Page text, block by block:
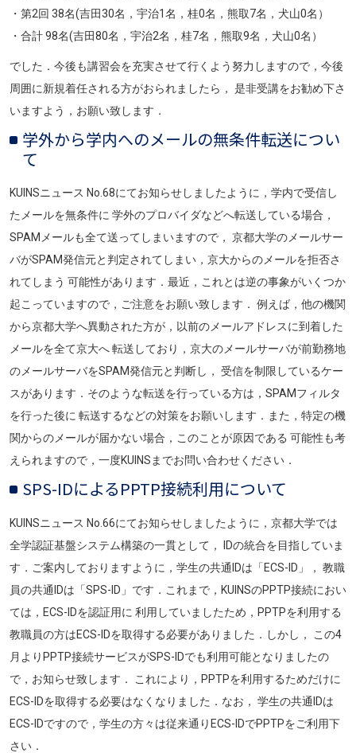
・第2回 38名(吉田30名，宇治1名，桂0名，熊取7名，犬山0名）
・合計 98名(吉田80名，宇治2名，桂7名，熊取9名，犬山0名）
でした．今後も講習会を充実させて行くよう努力しますので，今後
周囲に新規着任される方がおられましたら， 是非受講をお勧め下さ
いますよう，お願い致します．
学外から学内へのメールの無条件転送につい
て
KUINSニュース No.68にてお知らせしましたように，学内で受信し
たメールを無条件に 学外のプロバイダなどへ転送している場合，
SPAMメールも全て送ってしまいますので， 京都大学のメールサー
バがSPAM発信元と判定されてしまい，京大からのメールを拒否さ
れてしまう 可能性があります．最近，これとは逆の事象がいくつか
起こっていますので，ご注意をお願い致します． 例えば，他の機関
から京都大学へ異動された方が，以前のメールアドレスに到着した
メールを全て京大へ 転送しており，京大のメールサーバが前勤務地
のメールサーバをSPAM発信元と判断し， 受信を制限しているケー
スがあります．そのような転送を行っている方は，SPAMフィルタ
を行った後に 転送するなどの対策をお願いします．また，特定の機
関からのメールが届かない場合，このことが原因である 可能性も考
えられますので，一度KUINSまでお問い合わせください．
SPS-IDによるPPTP接続利用について
KUINSニュース No.66にてお知らせしましたように，京都大学では
全学認証基盤システム構築の一貫として， IDの統合を目指していま
す．ご案内しておりますように，学生の共通IDは「ECS-ID」， 教職
員の共通IDは「SPS-ID」です．これまで，KUINSのPPTP接続におい
ては，ECS-IDを認証用に 利用していましたため，PPTPを利用する
教職員の方はECS-IDを取得する必要がありました．しかし， この4
月よりPPTP接続サービスがSPS-IDでも利用可能となりましたの
で，お知らせ致します． これにより，PPTPを利用するためだけに
ECS-IDを取得する必要はなくなりました．なお， 学生の共通IDは
ECS-IDですので，学生の方々は従来通りECS-IDでPPTPをご利用下
さい．